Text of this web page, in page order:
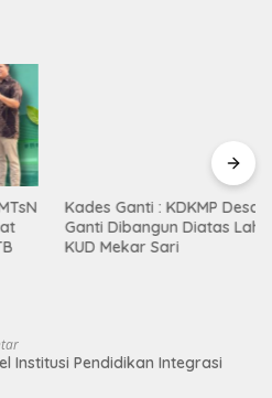
Kades Ganti : KDKMP Desa
Ganti Dibangun Diatas Lahan
KUD Mekar Sari
Institusi Pendidikan Integrasi